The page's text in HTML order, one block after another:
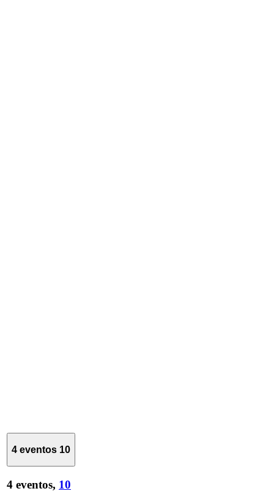
4 eventos 10
4 eventos, 10